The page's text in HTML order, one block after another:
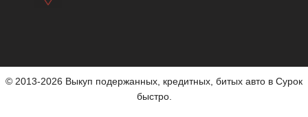
© 2013-2026 Выкуп подержанных, кредитных, битых авто в Сурок
быстро.